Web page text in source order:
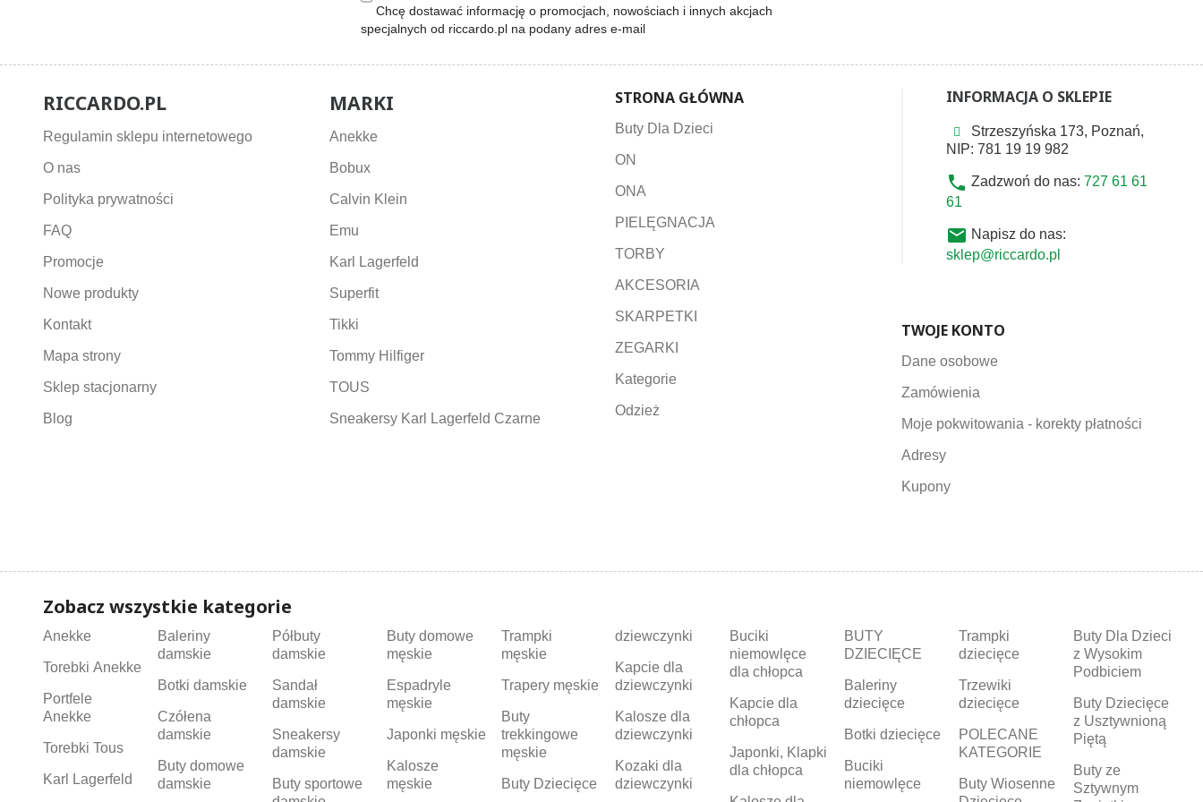
Chcę dostawać informację o promocjach, nowościach i innych akcjach
specjalnych od riccardo.pl na podany adres e-mail
RICCARDO.PL
Regulamin sklepu internetowego
O nas
Polityka prywatności
FAQ
Promocje
Nowe produkty
Kontakt
Mapa strony
Sklep stacjonarny
Blog
MARKI
Anekke
Bobux
Calvin Klein
Emu
Karl Lagerfeld
Superfit
Tikki
Tommy Hilfiger
TOUS
Sneakersy Karl Lagerfeld Czarne
STRONA GŁÓWNA
Buty Dla Dzieci
ON
ONA
PIELĘGNACJA
TORBY
AKCESORIA
SKARPETKI
ZEGARKI
Kategorie
Odzież
INFORMACJA O SKLEPIE
Strzeszyńska 173, Poznań,
NIP: 781 19 19 982
phone Zadzwoń do nas: 727 61 61
61
email Napisz do nas:
sklep@riccardo.pl
TWOJE KONTO
Dane osobowe
Zamówienia
Moje pokwitowania - korekty płatności
Adresy
Kupony
Zobacz wszystkie kategorie
Anekke
Torebki Anekke
Portfele
Anekke
Torebki Tous
Karl Lagerfeld
Baleriny
damskie
Botki damskie
Czółena
damskie
Buty domowe
damskie
Półbuty
damskie
Sandał
damskie
Sneakersy
damskie
Buty sportowe
Buty domowe
męskie
Espadryle
męskie
Japonki męskie
Kalosze
męskie
Trampki
męskie
Trapery męskie
Buty
trekkingowe
męskie
Buty Dziecięce
dziewczynki
Kapcie dla
dziewczynki
Kalosze dla
dziewczynki
Kozaki dla
dziewczynki
Buciki
niemowlęce
dla chłopca
Kapcie dla
chłopca
Japonki, Klapki
dla chłopca
BUTY
DZIECIĘCE
Baleriny
dziecięce
Botki dziecięce
Buciki
niemowlęce
Trampki
dziecięce
Trzewiki
dziecięce
POLECANE
KATEGORIE
Buty Wiosenne
Buty Dla Dzieci
z Wysokim
Podbiciem
Buty Dziecięce
z Usztywnioną
Piętą
Buty ze
Sztywnym